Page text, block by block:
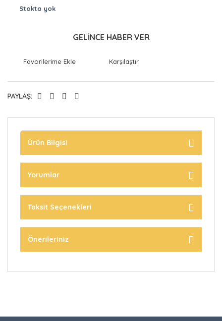
Stokta yok
GELİNCE HABER VER
Karşılaştır
PAYLAŞ:
Ürün Bilgisi
Yorumlar
Taksit Seçenekleri
Önerileriniz